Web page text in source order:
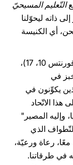
التّعليم المسيحيّ
إلى ذاته ليحوّلنا
أي الكنيسة
لذلك، ووفقًا لكلمات الرّسول بولس (راجع 1 قورنتس 10، 17)،
في
يكوِّنون في
الاتّحاد
وإليه المصير"
التّطواف الذي
رعاة ورعيّة،
في طرقاتنا.